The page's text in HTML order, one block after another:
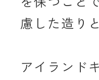
慮した造り
アイランド